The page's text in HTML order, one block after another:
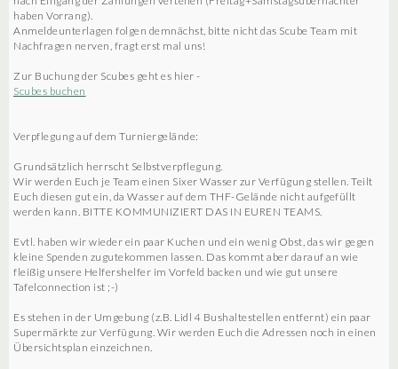
haben Vorrang).
Anmeldeunterlagen folgen demnächst, bitte nicht das Scube Team mit
Nachfragen nerven, fragt erst mal uns!
Zur Buchung der Scubes geht es hier -
Scubes buchen
Verpflegung auf dem Turniergelände:
Grundsätzlich herrscht Selbstverpflegung.
Wir werden Euch je Team einen Sixer Wasser zur Verfügung stellen. Teilt
Euch diesen gut ein, da Wasser auf dem THF-Gelände nicht aufgefüllt
werden kann. BITTE KOMMUNIZIERT DAS IN EUREN TEAMS.
Evtl. haben wir wieder ein paar Kuchen und ein wenig Obst, das wir gegen
kleine Spenden zugutekommen lassen. Das kommt aber darauf an wie
fleißig unsere Helfershelfer im Vorfeld backen und wie gut unsere
Tafelconnection ist ;-)
Es stehen in der Umgebung (z.B. Lidl 4 Bushaltestellen entfernt) ein paar
Supermärkte zur Verfügung. Wir werden Euch die Adressen noch in einen
Übersichtsplan einzeichnen.